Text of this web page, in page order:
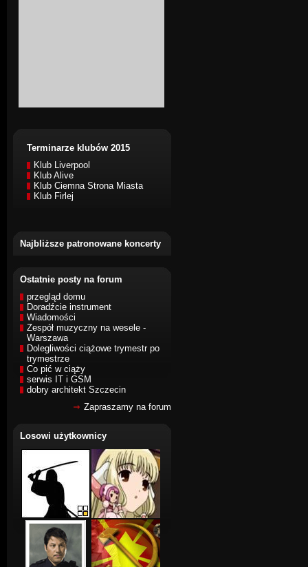
Terminarze klubów 2015
Klub Liverpool
Klub Alive
Klub Ciemna Strona Miasta
Klub Firlej
Najbliższe patronowane koncerty
Ostatnie posty na forum
przegląd domu
Doradźcie instrument
Wiadomości
Zespół muzyczny na wesele -
Warszawa
Dolegliwości ciążowe trymestr po
trymestrze
Co pić w ciąży
serwis IT i GSM
dobry architekt Szczecin
Zapraszamy na forum
Losowi użytkownicy